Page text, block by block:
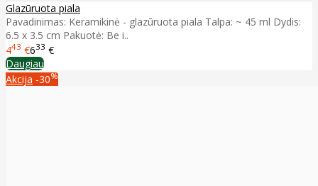
Glazūruota piala
Pavadinimas: Keramikinė - glazūruota piala Talpa: ~ 45 ml Dydis:
6.5 x 3.5 cm Pakuotė: Be i..
443 €633 €
Daugiau
Akcija -30%